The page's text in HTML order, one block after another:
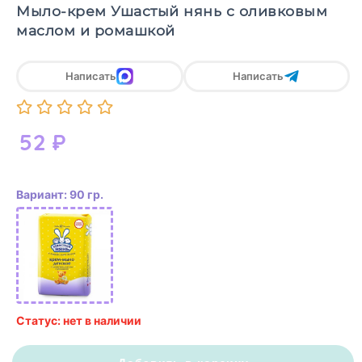
Мыло-крем Ушастый нянь с оливковым
маслом и ромашкой
52 ₽
Написать Написать
Вариант: 90 гр.
Статус: нет в наличии